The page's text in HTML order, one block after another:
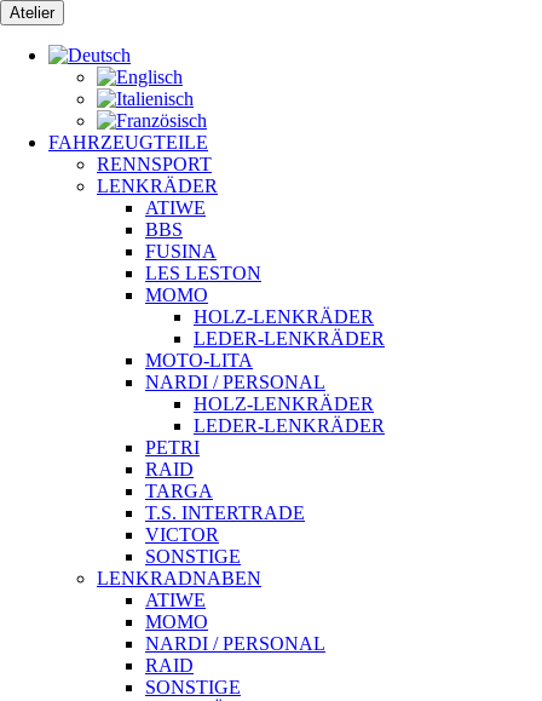
Zum
Inhalt
springen
Atelier
FAHRZEUGTEILE
RENNSPORT
LENKRÄDER
ATIWE
BBS
FUSINA
LES LESTON
MOMO
HOLZ-LENKRÄDER
LEDER-LENKRÄDER
MOTO-LITA
NARDI / PERSONAL
HOLZ-LENKRÄDER
LEDER-LENKRÄDER
PETRI
RAID
TARGA
T.S. INTERTRADE
VICTOR
SONSTIGE
LENKRADNABEN
ATIWE
MOMO
NARDI / PERSONAL
RAID
SONSTIGE